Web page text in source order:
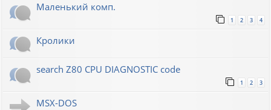
Маленький комп.
1 2 3 4
Кролики
search Z80 CPU DIAGNOSTIC code
1 2 3
MSX-DOS